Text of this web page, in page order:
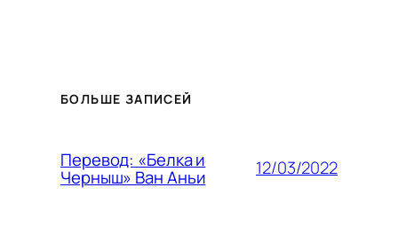
БОЛЬШЕ ЗАПИСЕЙ
Перевод: «Белка и
Черныш» Ван Аньи 12/03/2022